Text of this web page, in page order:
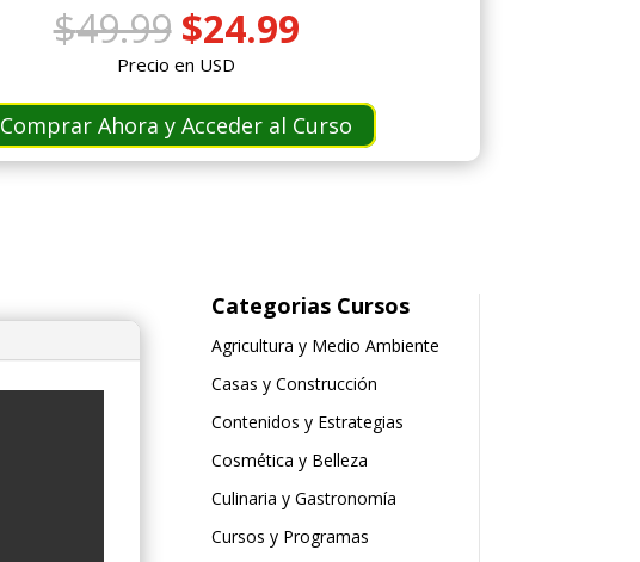
$49.99 El
precio
original
era:
$49.99.
$24.99El
es:
$24.99.
Precio en USD
Comprar Ahora y Acceder al Curso
Categorias Cursos
Agricultura y Medio Ambiente
Casas y Construcción
Contenidos y Estrategias
Cosmética y Belleza
Culinaria y Gastronomía
Cursos y Programas